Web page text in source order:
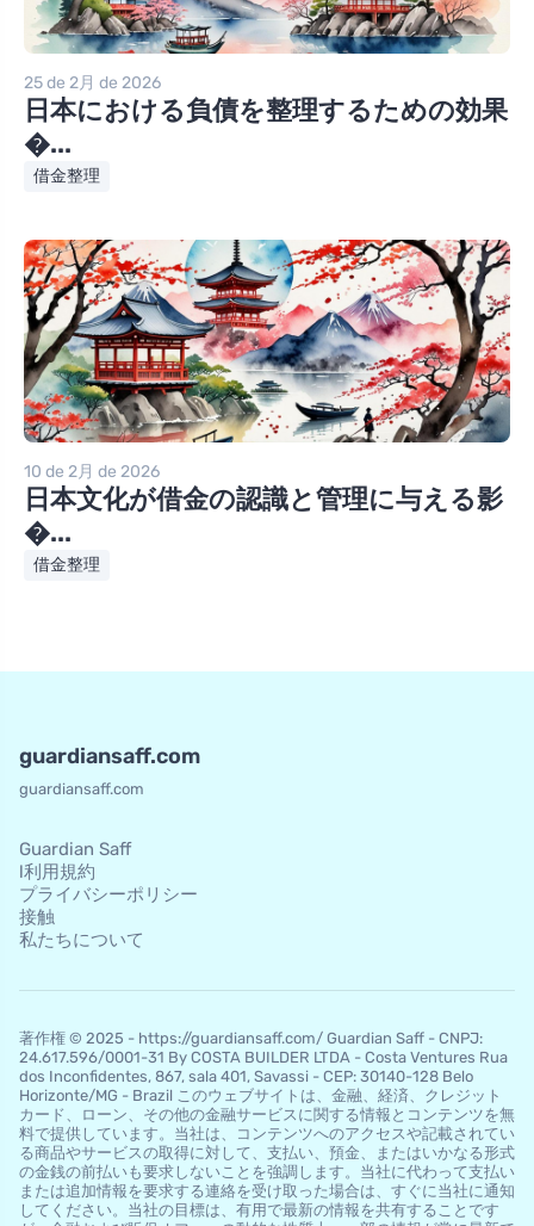
25 de 2月 de 2026
日本における負債を整理するための効果
�...
借金整理
10 de 2月 de 2026
日本文化が借金の認識と管理に与える影
�...
借金整理
guardiansaff.com
guardiansaff.com
Guardian Saff
l利用規約
プライバシーポリシー
接触
私たちについて
著作権 © 2025 - https://guardiansaff.com/ Guardian Saff - CNPJ:
24.617.596/0001-31 By COSTA BUILDER LTDA - Costa Ventures Rua
dos Inconfidentes, 867, sala 401, Savassi - CEP: 30140-128 Belo
Horizo​​nte/MG - Brazil このウェブサイトは、金融、経済、クレジット
カード、ローン、その他の金融サービスに関する情報とコンテンツを無
料で提供しています。当社は、コンテンツへのアクセスや記載されてい
る商品やサービスの取得に対して、支払い、預金、またはいかなる形式
の金銭の前払いも要求しないことを強調します。当社に代わって支払い
または追加情報を要求する連絡を受け取った場合は、すぐに当社に通知
してください。当社の目標は、有用で最新の情報を共有することです